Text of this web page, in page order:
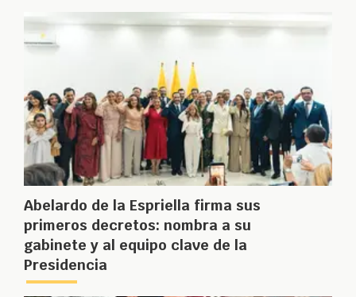
Abelardo de la Espriella firma sus
primeros decretos: nombra a su
gabinete y al equipo clave de la
Presidencia